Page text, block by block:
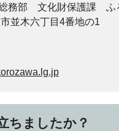
務部 文化財保護課 ふ
並木六丁目4番地の1
ちましたか？